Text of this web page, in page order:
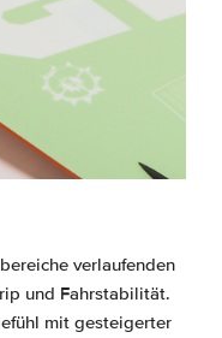
verlaufenden
und Fahrstabilität.
mit gesteigerter